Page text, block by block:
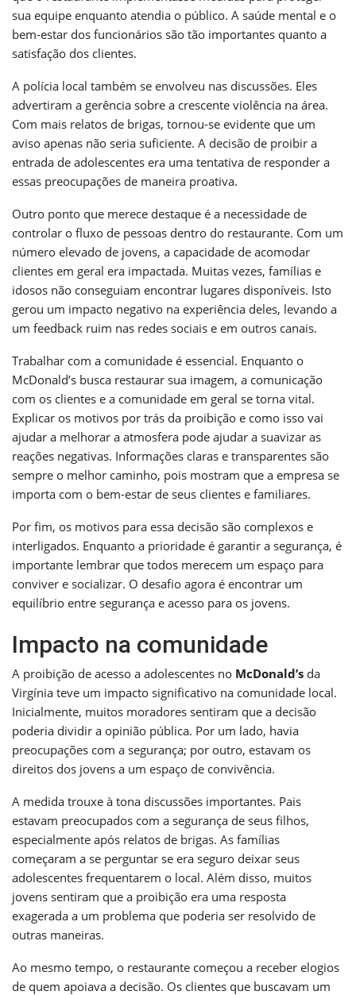
sua equipe enquanto atendia o público. A saúde mental e o
bem-estar dos funcionários são tão importantes quanto a
satisfação dos clientes.
A polícia local também se envolveu nas discussões. Eles
advertiram a gerência sobre a crescente violência na área.
Com mais relatos de brigas, tornou-se evidente que um
aviso apenas não seria suficiente. A decisão de proibir a
entrada de adolescentes era uma tentativa de responder a
essas preocupações de maneira proativa.
Outro ponto que merece destaque é a necessidade de
controlar o fluxo de pessoas dentro do restaurante. Com um
número elevado de jovens, a capacidade de acomodar
clientes em geral era impactada. Muitas vezes, famílias e
idosos não conseguiam encontrar lugares disponíveis. Isto
gerou um impacto negativo na experiência deles, levando a
um feedback ruim nas redes sociais e em outros canais.
Trabalhar com a comunidade é essencial. Enquanto o
McDonald’s busca restaurar sua imagem, a comunicação
com os clientes e a comunidade em geral se torna vital.
Explicar os motivos por trás da proibição e como isso vai
ajudar a melhorar a atmosfera pode ajudar a suavizar as
reações negativas. Informações claras e transparentes são
sempre o melhor caminho, pois mostram que a empresa se
importa com o bem-estar de seus clientes e familiares.
Por fim, os motivos para essa decisão são complexos e
interligados. Enquanto a prioridade é garantir a segurança, é
importante lembrar que todos merecem um espaço para
conviver e socializar. O desafio agora é encontrar um
equilíbrio entre segurança e acesso para os jovens.
Impacto na comunidade
A proibição de acesso a adolescentes no McDonald’s da
Virgínia teve um impacto significativo na comunidade local.
Inicialmente, muitos moradores sentiram que a decisão
poderia dividir a opinião pública. Por um lado, havia
preocupações com a segurança; por outro, estavam os
direitos dos jovens a um espaço de convivência.
A medida trouxe à tona discussões importantes. Pais
estavam preocupados com a segurança de seus filhos,
especialmente após relatos de brigas. As famílias
começaram a se perguntar se era seguro deixar seus
adolescentes frequentarem o local. Além disso, muitos
jovens sentiram que a proibição era uma resposta
exagerada a um problema que poderia ser resolvido de
outras maneiras.
Ao mesmo tempo, o restaurante começou a receber elogios
de quem apoiava a decisão. Os clientes que buscavam um